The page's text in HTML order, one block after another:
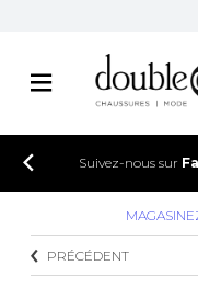
Suivez-nous sur
PRÉCÉDENT